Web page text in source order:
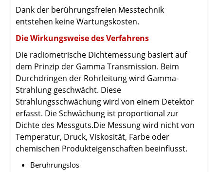
Dank der berührungsfreien Messtechnik
entstehen keine Wartungskosten.
Die Wirkungsweise des Verfahrens
Die radiometrische Dichtemessung basiert auf
dem Prinzip der Gamma Transmission. Beim
Durchdringen der Rohrleitung wird Gamma-
Strahlung geschwächt. Diese
Strahlungsschwächung wird von einem Detektor
erfasst. Die Schwächung ist proportional zur
Dichte des Messguts.Die Messung wird nicht von
Temperatur, Druck, Viskosität, Farbe oder
chemischen Produkteigenschaften beeinflusst.
Berührungslos